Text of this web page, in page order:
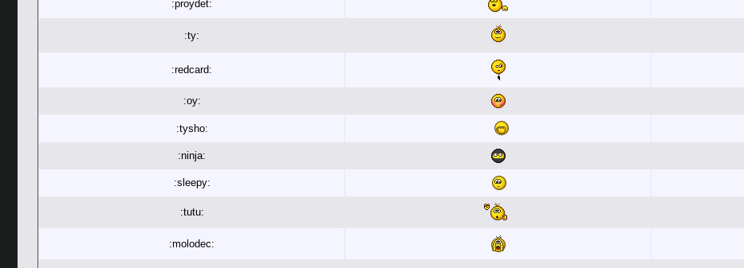
:proydet:
:ty:
:redcard:
:oy:
:tysho:
:ninja:
:sleepy:
:tutu:
:molodec: